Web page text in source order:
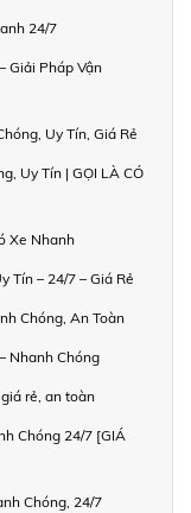
24/7
Giải Pháp Vận
Uy Tín, Giá Rẻ
Uy Tín | GỌI LÀ CÓ
Xe Nhanh
Tín – 24/7 – Giá Rẻ
Chóng, An Toàn
Nhanh Chóng
rẻ, an toàn
Chóng 24/7 [GIÁ
Chóng, 24/7